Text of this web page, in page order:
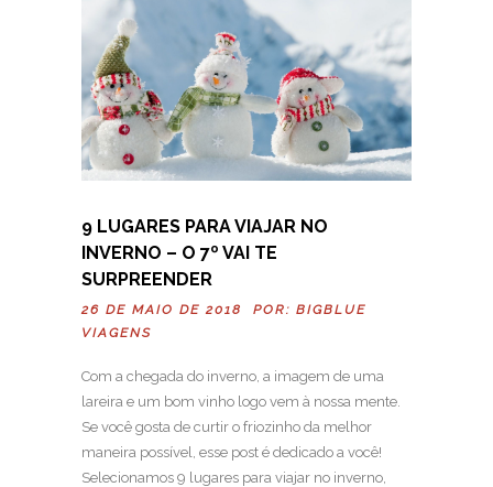
9 LUGARES PARA VIAJAR NO
INVERNO – O 7º VAI TE
SURPREENDER
26 DE MAIO DE 2018 POR: BIGBLUE
VIAGENS
Com a chegada do inverno, a imagem de uma
lareira e um bom vinho logo vem à nossa mente.
Se você gosta de curtir o friozinho da melhor
maneira possível, esse post é dedicado a você!
Selecionamos 9 lugares para viajar no inverno,